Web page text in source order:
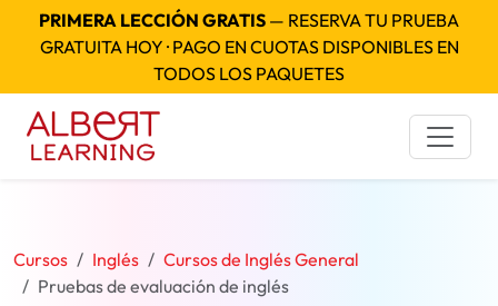
PRIMERA LECCIÓN GRATIS — RESERVA TU PRUEBA
GRATUITA HOY · PAGO EN CUOTAS DISPONIBLES EN
TODOS LOS PAQUETES
Cursos Inglés
Cursos de Inglés General
Pruebas de evaluación de inglés